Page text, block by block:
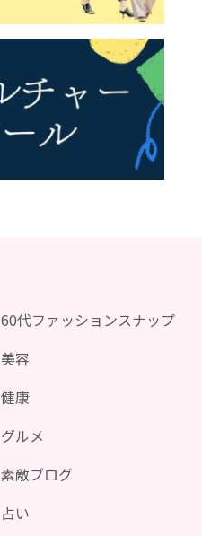
60代ファッションスナップ
美容
健康
グルメ
素敵ブログ
占い